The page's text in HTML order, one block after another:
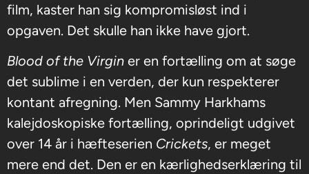
film, kaster han sig kompromisløst ind i
opgaven. Det skulle han ikke have gjort.
Blood of the Virgin er en fortælling om at søge
det sublime i en verden, der kun respekterer
kontant afregning. Men Sammy Harkhams
kalejdoskopiske fortælling, oprindeligt udgivet
over 14 år i hæfteserien Crickets, er meget
mere end det. Den er en kærlighedserklæring til